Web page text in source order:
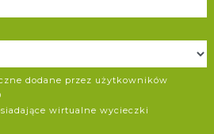
dodane przez użytkowników
wirtualne wycieczki
Krakowsko-Częstochowską